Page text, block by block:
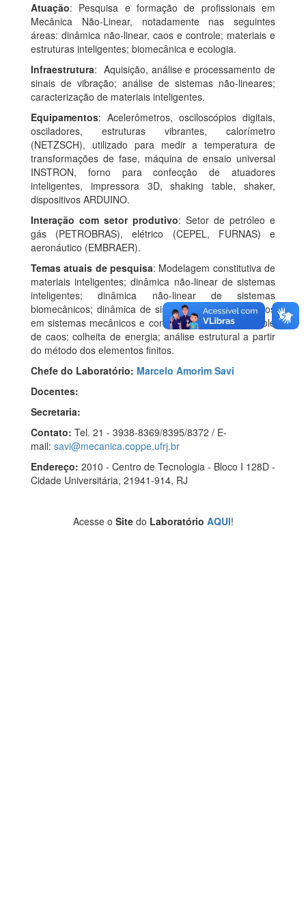
Atuação: Pesquisa e formação de profissionais em
Mecânica Não-Linear, notadamente nas seguintes
áreas: dinâmica não-linear, caos e controle; materiais e
estruturas inteligentes; biomecânica e ecologia.
Infraestrutura: Aquisição, análise e processamento de
sinais de vibração; análise de sistemas não-lineares;
caracterização de materiais inteligentes.
Equipamentos: Acelerômetros, osciloscópios digitais,
osciladores, estruturas vibrantes, calorímetro
(NETZSCH), utilizado para medir a temperatura de
transformações de fase, máquina de ensaio universal
INSTRON, forno para confecção de atuadores
inteligentes, impressora 3D, shaking table, shaker,
dispositivos ARDUINO.
Interação com setor produtivo: Setor de petróleo e
gás (PETROBRAS), elétrico (CEPEL, FURNAS) e
aeronáutico (EMBRAER).
Temas atuais de pesquisa: Modelagem constitutiva de
materiais inteligentes; dinâmica não-linear de sistemas
inteligentes; dinâmica não-linear de sistemas
biomecânicos; dinâmica de sistemas não-suaves; caos
em sistemas mecânicos e controle, incluindo o controle
de caos; colheita de energia; análise estrutural a partir
do método dos elementos finitos.
Chefe do Laboratório: Marcelo Amorim Savi
Docentes:
Secretaria:
Contato: Tel. 21 - 3938-8369/8395/8372 / E-
mail: savi@mecanica.coppe.ufrj.br
Endereço: 2010 - Centro de Tecnologia - Bloco I 128D -
Cidade Universitária, 21941-914, RJ
Acesse o Sitedo Laboratório AQUI!